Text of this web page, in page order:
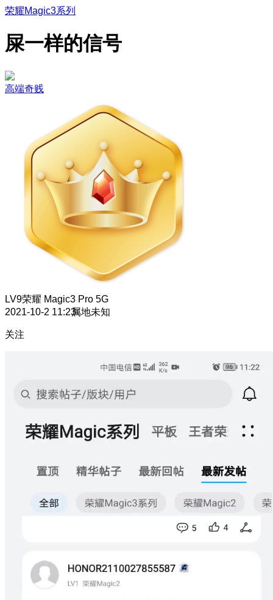
荣耀Magic3系列
屎一样的信号
高端奇贱
LV9荣耀 Magic3 Pro 5G
2021-10-2 11:23属地未知
关注